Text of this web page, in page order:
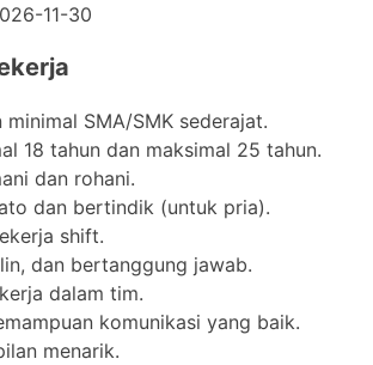
11-30
minimal SMA/SMK sederajat.
18 tahun dan maksimal 25 tahun.
dan rohani.
dan bertindik (untuk pria).
shift.
dan bertanggung jawab.
dalam tim.
komunikasi yang baik.
menarik.